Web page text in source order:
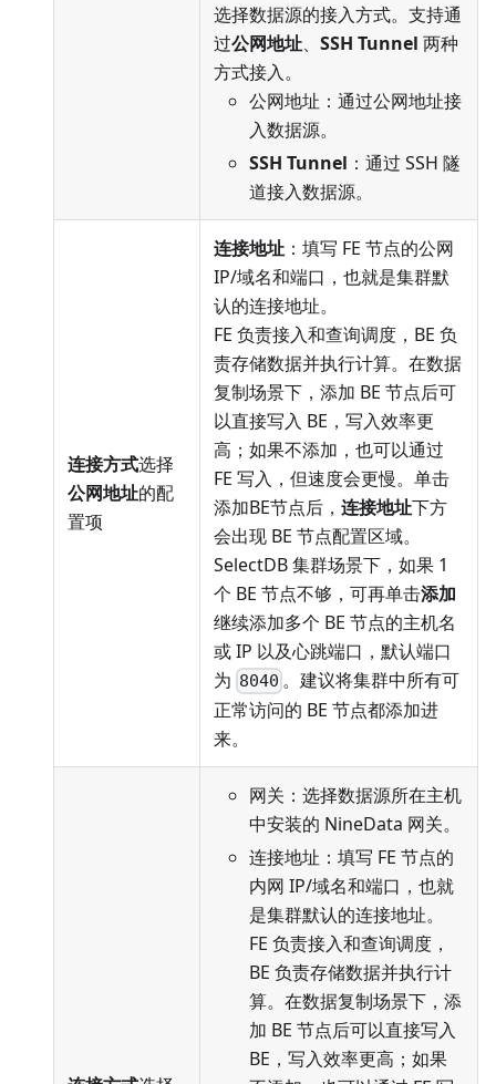
选择数据源的接入方式。支持通
过公网地址、 SSH Tunnel 两种
方式接入。
公网地址：通过公网地址接
入数据源。
SSH Tunnel ：通过 SSH 隧
道接入数据源。
连接方式选择
公网地址的配
置项
连接地址 ：填写 FE 节点的公网
IP/域名和端口，也就是集群默
认的连接地址。
FE 负责接入和查询调度，BE 负
责存储数据并执行计算。在数据
复制场景下，添加 BE 节点后可
以直接写入 BE，写入效率更
高；如果不添加，也可以通过
FE 写入，但速度会更慢。单击
添加BE节点后， 连接地址下方
会出现 BE 节点配置区域。
SelectDB 集群场景下，如果 1
个 BE 节点不够，可再单击添加
继续添加多个 BE 节点的主机名
或 IP 以及心跳端口，默认端口
为 8040 。建议将集群中所有可
正常访问的 BE 节点都添加进
来。
网关：选择数据源所在主机
中安装的 NineData 网关。
连接地址：填写 FE 节点的
内网 IP/域名和端口，也就
是集群默认的连接地址。
FE 负责接入和查询调度，
BE 负责存储数据并执行计
算。在数据复制场景下，添
加 BE 节点后可以直接写入
BE，写入效率更高；如果